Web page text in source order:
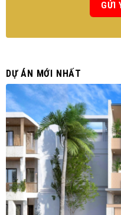
DỰ ÁN MỚI NHẤT